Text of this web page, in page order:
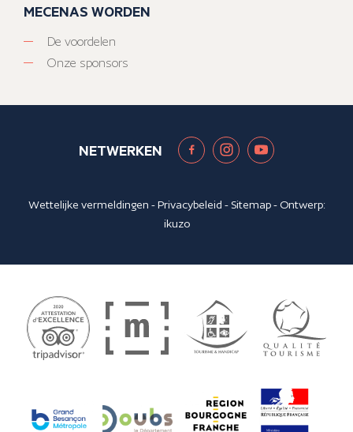
MECENAS WORDEN
De voordelen
Onze sponsors
NETWERKEN
Wettelijke vermeldingen -Privacybeleid - Sitemap- Ontwerp:
ikuzo